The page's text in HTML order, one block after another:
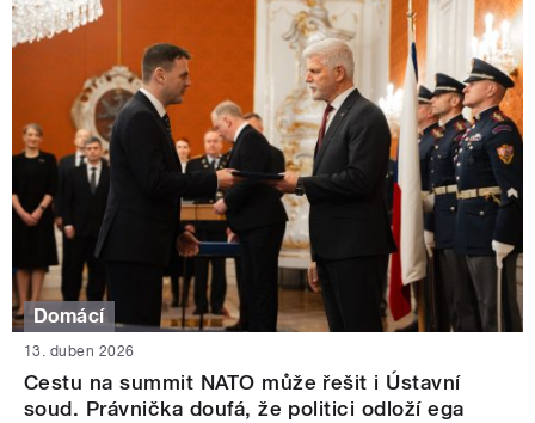
Domácí
13. duben 2026
Cestu na summit NATO může řešit i Ústavní
soud. Právnička doufá, že politici odloží ega